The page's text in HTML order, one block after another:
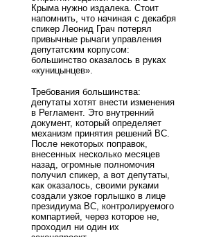
Крыма нужно издалека. Стоит
напомнить, что начиная с декабря
спикер Леонид Грач потерял
привычные рычаги управления
депутатским корпусом:
большинство оказалось в руках
«куницынцев».
Требования большинства:
депутаты хотят внести изменения
в Регламент. Это внутренний
документ, который определяет
механизм принятия решений ВС.
После некоторых поправок,
внесенных несколько месяцев
назад, огромные полномочия
получил спикер, а вот депутаты,
как оказалось, своими руками
создали узкое горлышко в лице
президиума ВС, контролируемого
компартией, через которое не,
проходил ни один их